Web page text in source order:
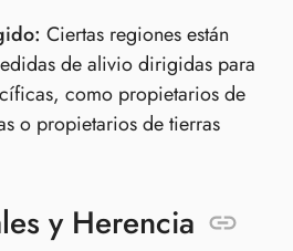
Ciertas regiones están
de alivio dirigidas para
como propietarios de
o propietarios de tierras
y Herencia